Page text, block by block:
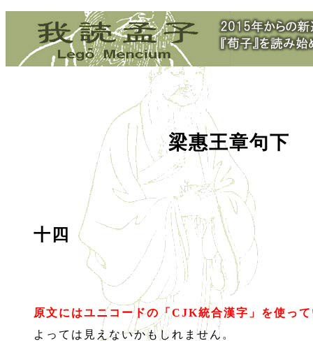
梁惠王章句下
十四
原文にはユニコードの「CJK統合漢字」を使っ
よっては見えないかもしれません。